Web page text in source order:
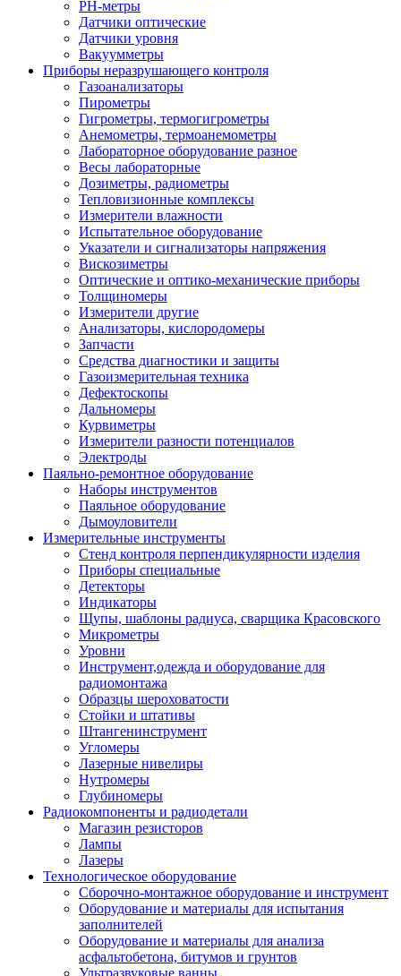
PH-метры
Датчики оптические
Датчики уровня
Вакуумметры
Приборы неразрушающего контроля
Газоанализаторы
Пирометры
Гигрометры, термогигрометры
Анемометры, термоанемометры
Лабораторное оборудование разное
Весы лабораторные
Дозиметры, радиометры
Тепловизионные комплексы
Измерители влажности
Испытательное оборудование
Указатели и сигнализаторы напряжения
Вискозиметры
Оптические и оптико-механические приборы
Толщиномеры
Измерители другие
Анализаторы, кислородомеры
Запчасти
Средства диагностики и защиты
Газоизмерительная техника
Дефектоскопы
Дальномеры
Курвиметры
Измерители разности потенциалов
Электроды
Паяльно-ремонтное оборудование
Наборы инструментов
Паяльное оборудование
Дымоуловители
Измерительные инструменты
Стенд контроля перпендикулярности изделия
Приборы специальные
Детекторы
Индикаторы
Щупы, шаблоны радиуса, сварщика Красовского
Микрометры
Уровни
Инструмент,одежда и оборудование для
радиомонтажа
Образцы шероховатости
Стойки и штативы
Штангенинструмент
Угломеры
Лазерные нивелиры
Нутромеры
Глубиномеры
Радиокомпоненты и радиодетали
Магазин резисторов
Лампы
Лазеры
Технологическое оборудование
Сборочно-монтажное оборудование и инструмент
Оборудование и материалы для испытания
заполнителей
Оборудование и материалы для анализа
асфальтобетона, битумов и грунтов
Ультразвуковые ванны